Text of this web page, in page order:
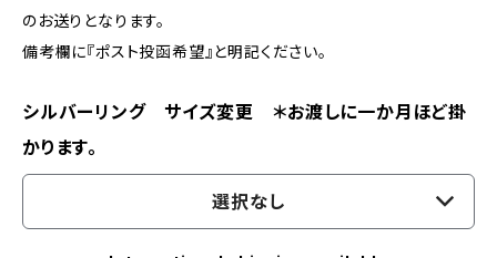
のお送りとなります。
備考欄に『ポスト投函希望』と明記ください。
シルバーリング サイズ変更 ＊お渡しに一か月ほど掛
かります。
選択なし